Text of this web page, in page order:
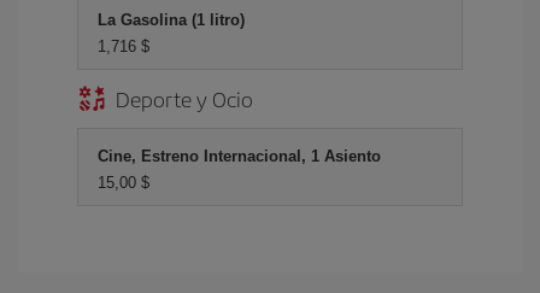
La Gasolina (1 litro)
1,716 $
Deporte y Ocio
Cine, Estreno Internacional, 1 Asiento
15,00 $